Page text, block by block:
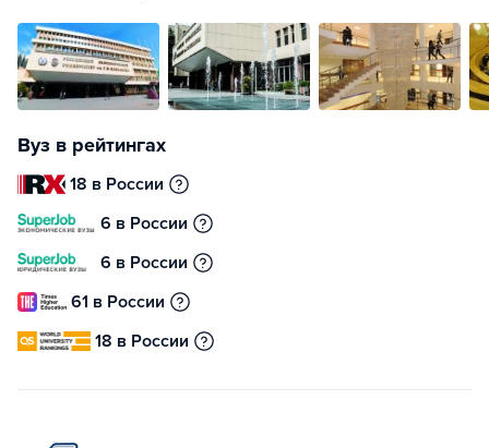
Вуз в рейтингах
18 в России
6 в России
6 в России
61 в России
18 в России